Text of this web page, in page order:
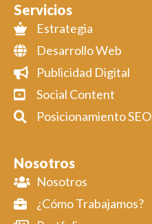
Servicios
Estrategia
Desarrollo Web
Publicidad Digital
Social Content
Posicionamiento SEO
Nosotros
Nosotros
¿Cómo Trabajamos?